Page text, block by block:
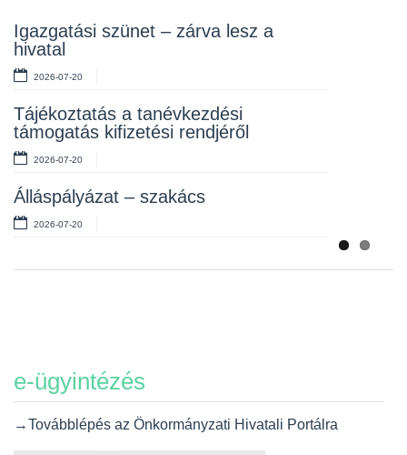
Igazgatási szünet – zárva lesz a
hivatal
2026-07-20
Tájékoztatás a tanévkezdési
támogatás kifizetési rendjéről
2026-07-20
Álláspályázat – szakács
2026-07-20
Rendelet kihirdetése
2026-07-10
Álláspályázat – takarító
2026-07-06
e-ügyintézés
→Továbblépés az Önkormányzati Hivatali Portálra